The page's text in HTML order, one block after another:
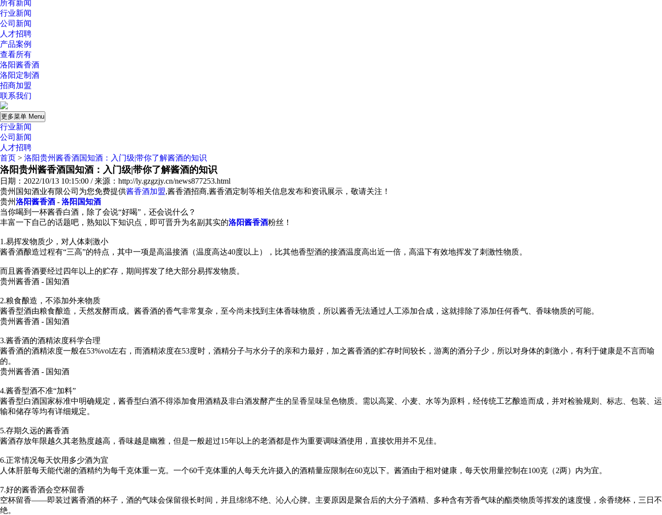
所有新闻
行业新闻
公司新闻
人才招聘
产品案例
查看所有
洛阳酱香酒
洛阳定制酒
招商加盟
联系我们
更多菜单 Menu
行业新闻
公司新闻
人才招聘
首页 > 洛阳贵州酱香酒国知酒：入门级|带你了解酱酒的知识
洛阳贵州酱香酒国知酒：入门级|带你了解酱酒的知识
日期：2022/10/13 10:15:00 / 来源：http://ly.gzgzjy.cn/news877253.html
贵州国知酒业有限公司为您免费提供酱香酒加盟,酱香酒招商,酱香酒定制等相关信息发布和资讯展示，敬请关注！
贵州洛阳酱香酒 - 洛阳国知酒
当你喝到一杯酱香白酒，除了会说“好喝”，还会说什么？
丰富一下自己的话题吧，熟知以下知识点，即可晋升为名副其实的洛阳酱香酒粉丝！
1.易挥发物质少，对人体刺激小
酱香酒酿造过程有“三高”的特点，其中一项是高温接酒（温度高达40度以上），比其他香型酒的接酒温度高出近一倍，高温下有效地挥发了刺激性物质。
而且酱香酒要经过四年以上的贮存，期间挥发了绝大部分易挥发物质。
贵州酱香酒 - 国知酒
2.粮食酿造，不添加外来物质
酱香型酒由粮食酿造，天然发酵而成。酱香酒的香气非常复杂，至今尚未找到主体香味物质，所以酱香无法通过人工添加合成，这就排除了添加任何香气、香味物质的可能。
贵州酱香酒 - 国知酒
3.酱香酒的酒精浓度科学合理
酱香酒的酒精浓度一般在53%vol左右，而酒精浓度在53度时，酒精分子与水分子的亲和力最好，加之酱香酒的贮存时间较长，游离的酒分子少，所以对身体的刺激小，有利于健康是不言而喻
的。
贵州酱香酒 - 国知酒
4.酱香型酒不准“加料”
酱香型白酒国家标准中明确规定，酱香型白酒不得添加食用酒精及非白酒发酵产生的呈香呈味呈色物质。需以高粱、小麦、水等为原料，经传统工艺酿造而成，并对检验规则、标志、包装、运
输和储存等均有详细规定。
5.存期久远的酱香酒
酱酒存放年限越久其老熟度越高，香味越是幽雅，但是一般超过15年以上的老酒都是作为重要调味酒使用，直接饮用并不见佳。
6.正常情况每天饮用多少酒为宜
人体肝脏每天能代谢的酒精约为每千克体重一克。一个60千克体重的人每天允许摄入的酒精量应限制在60克以下。酱酒由于相对健康，每天饮用量控制在100克（2两）内为宜。
7.好的酱香酒会空杯留香
空杯留香——即装过酱香酒的杯子，酒的气味会保留很长时间，并且绵绵不绝、沁人心脾。主要原因是聚合后的大分子酒精、多种含有芳香气味的酯类物质等挥发的速度慢，余香绕杯，三日不
绝。